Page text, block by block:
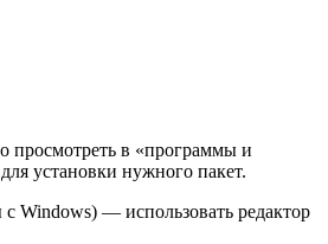
в «программы и
установки нужного пакет.
Windows) — использовать редактор